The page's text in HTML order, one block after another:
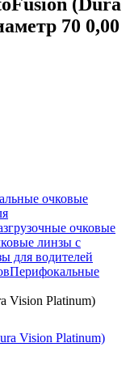
70 0,00
очковые
очковые
линзы с
для водителей
Перифокальные
Vision Platinum)